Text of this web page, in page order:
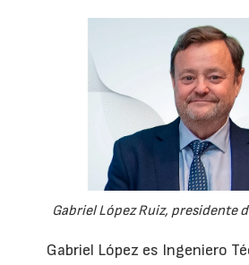
Gabriel López Ruiz, presidente
Gabriel López es Ingeniero